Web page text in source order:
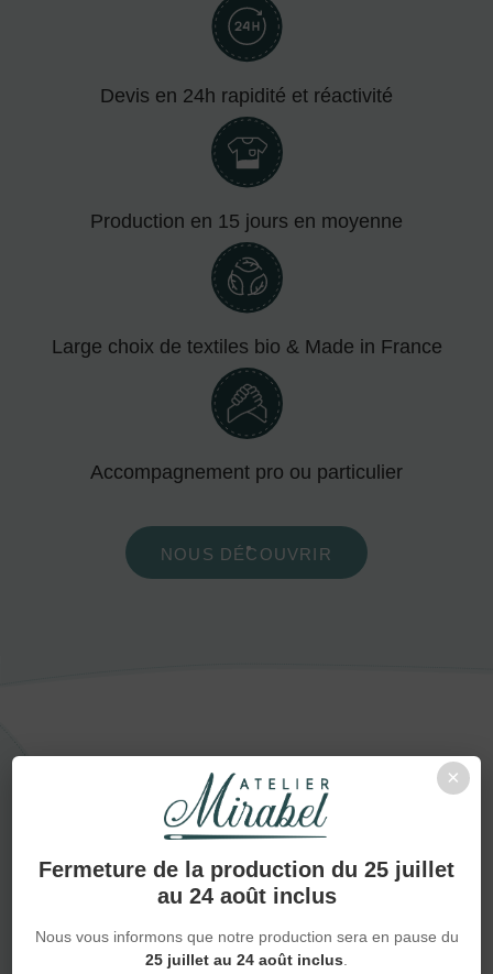
×
Fermeture de la production du 25 juillet
au 24 août inclus
Nous vous informons que notre production sera en pause du
25 juillet au 24 août inclus
Devis en 24h rapidité et réactivité
Production en 15 jours en moyenne
Large choix de textiles bio & Made in France
Accompagnement pro ou particulier
NOUS DÉCOUVRIR
Techniques
NOSSAVOIR-FAIREEN
PERSONNALISATION
À chaque création, sa technique.Broderie, flocage,
DTF ou sublimation : choisissez la finition qui mettra votre